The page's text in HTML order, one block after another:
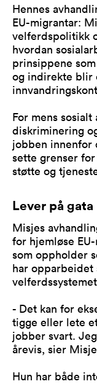
Hennes
EU-migrantar:
velferdspolitikk
hvordan
prinsippene
og indirekte blir
For mens
diskriminering
jobben innenfor
sette grenser
støtte og
Lever på
Misjes
for hjemløse
som oppholder
har
- Det kan for
tigge eller lete
jobber svart.
årevis, sier
Hun har både